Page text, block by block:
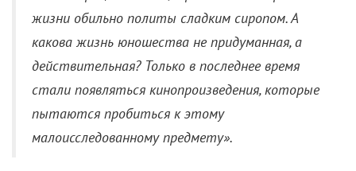
Сценарий прогнозируемо отправили на полку.
Мария махнула на него рукой и уже работала
секретарем в районном суде, когда ее текст
обнародовали в одном киноальманахе.
Публикация вызвала бурное обсуждение, а